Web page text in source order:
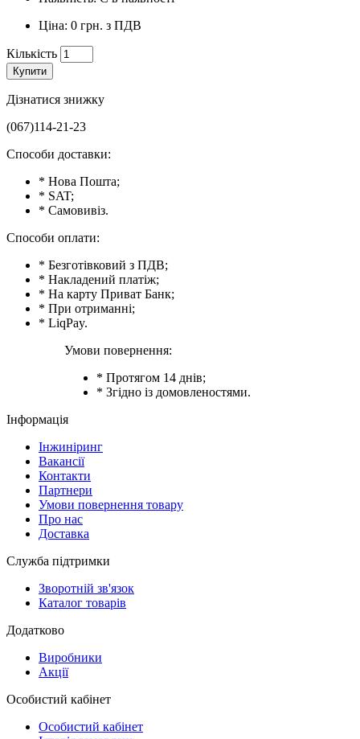
Ціна: 0 грн. з ПДВ
Кількість
Купити
Дізнатися знижку
(067)114-21-23
Способи доставки:
* Нова Пошта;
* SAT;
* Самовивіз.
Способи оплати:
* Безготівковий з ПДВ;
* Накладений платіж;
* На карту Приват Банк;
* При отриманні;
* LiqPay.
Умови повернення:
* Протягом 14 днів;
* Згідно із домовленостями.
Інформація
Інжиніринг
Вакансії
Контакти
Партнери
Умови повернення товару
Про нас
Доставка
Служба підтримки
Зворотній зв'язок
Каталог товарів
Додатково
Виробники
Акції
Особистий кабінет
Особистий кабінет